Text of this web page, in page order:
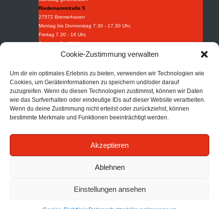
Cookie-Zustimmung verwalten
Um dir ein optimales Erlebnis zu bieten, verwenden wir Technologien wie
Cookies, um Geräteinformationen zu speichern und/oder darauf
zuzugreifen. Wenn du diesen Technologien zustimmst, können wir Daten
wie das Surfverhalten oder eindeutige IDs auf dieser Website verarbeiten.
Wenn du deine Zustimmung nicht erteilst oder zurückziehst, können
bestimmte Merkmale und Funktionen beeinträchtigt werden.
Akzeptieren
Ablehnen
Einstellungen ansehen
Riedemannstraße 5
27572 Bremerhaven
Montag bis Donnerstag 7.30 - 17.30 Uhr,
Freitag 7.30 - 16 Uhr,
Samstag 9 - 13 Uhr
Weidestraße 8-10
Industriebedarf
Tel:+49 (0) 471 97395 0
Fax: +49 (0) 471 97395 95
Mail:info@afi-bhv.de
+49 (0) 471 30852 68
| AGB